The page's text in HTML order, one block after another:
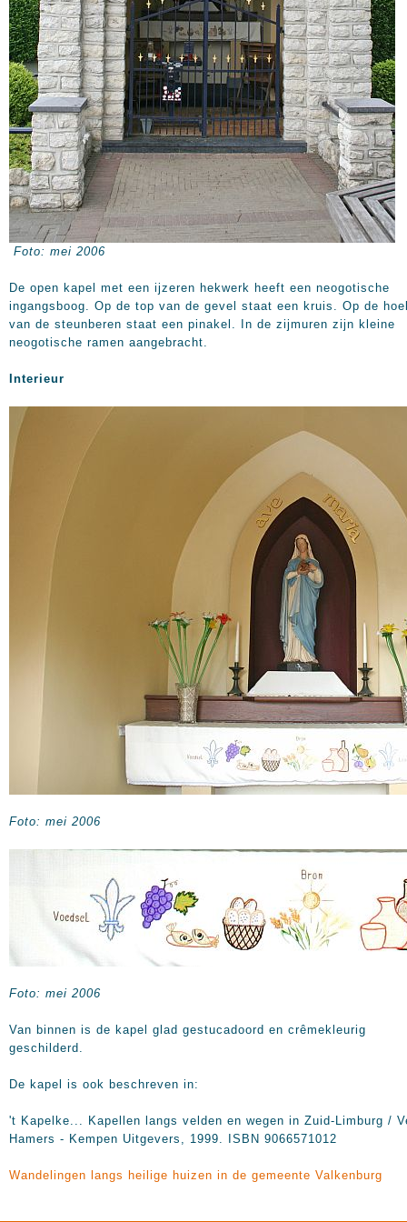
Foto: mei 2006
De open kapel met een ijzeren hekwerk heeft een neogotische
ingangsboog. Op de top van de gevel staat een kruis. Op de
van de steunberen staat een pinakel. In de zijmuren zijn kleine
neogotische ramen aangebracht.
Interieur
Foto: mei 2006
Foto: mei 2006
Van binnen is de kapel glad gestucadoord en crêmekleurig
geschilderd.
De kapel is ook beschreven in:
't Kapelke... Kapellen langs velden en wegen in Zuid-Limburg /
Hamers - Kempen Uitgevers, 1999. ISBN 9066571012
Wandelingen langs heilige huizen in de gemeente Valkenburg